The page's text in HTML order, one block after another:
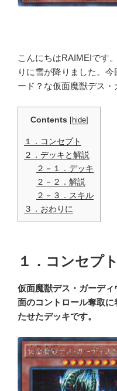
こんにちはRAIMEIです
りに雪が降りました。
ード？な仮面魔獣デス・
Contents [hide]
１．コンセプト
２．デッキと解説
２－１．デッキ
２－２．解説
２－３．スキル
３．おわりに
１．コンセプト
仮面魔獣デス・ガーデ
面のコントロール奪取
たせたデッキです。